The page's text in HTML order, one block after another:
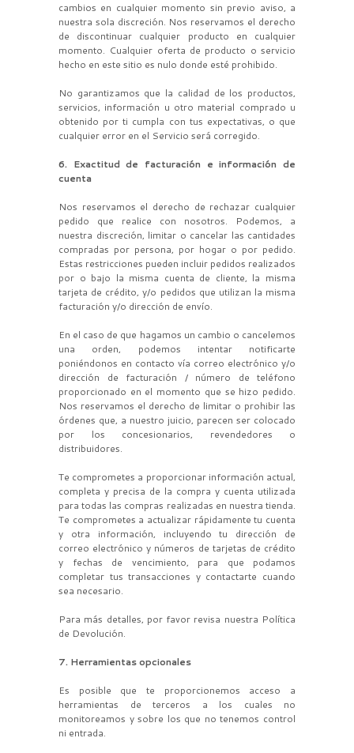
cambios en cualquier momento sin previo aviso, a
nuestra sola discreción. Nos reservamos el derecho
de discontinuar cualquier producto en cualquier
momento. Cualquier oferta de producto o servicio
hecho en este sitio es nulo donde esté prohibido.
No garantizamos que la calidad de los productos,
servicios, información u otro material comprado u
obtenido por ti cumpla con tus expectativas, o que
cualquier error en el Servicio será corregido.
6. Exactitud de facturación e información de
cuenta
Nos reservamos el derecho de rechazar cualquier
pedido que realice con nosotros. Podemos, a
nuestra discreción, limitar o cancelar las cantidades
compradas por persona, por hogar o por pedido.
Estas restricciones pueden incluir pedidos realizados
por o bajo la misma cuenta de cliente, la misma
tarjeta de crédito, y/o pedidos que utilizan la misma
facturación y/o dirección de envío.
En el caso de que hagamos un cambio o cancelemos
una orden, podemos intentar notificarte
poniéndonos en contacto vía correo electrónico y/o
dirección de facturación / número de teléfono
proporcionado en el momento que se hizo pedido.
Nos reservamos el derecho de limitar o prohibir las
órdenes que, a nuestro juicio, parecen ser colocado
por los concesionarios, revendedores o
distribuidores.
Te comprometes a proporcionar información actual,
completa y precisa de la compra y cuenta utilizada
para todas las compras realizadas en nuestra tienda.
Te comprometes a actualizar rápidamente tu cuenta
y otra información, incluyendo tu dirección de
correo electrónico y números de tarjetas de crédito
y fechas de vencimiento, para que podamos
completar tus transacciones y contactarte cuando
sea necesario.
Para más detalles, por favor revisa nuestra Política
de Devolución.
7. Herramientas opcionales
Es posible que te proporcionemos acceso a
herramientas de terceros a los cuales no
monitoreamos y sobre los que no tenemos control
ni entrada.